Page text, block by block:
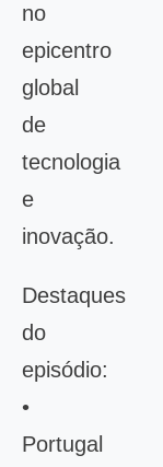
no
epicentro
global
de
tecnologia
e
inovação.
Destaques
do
episódio:
•
Portugal